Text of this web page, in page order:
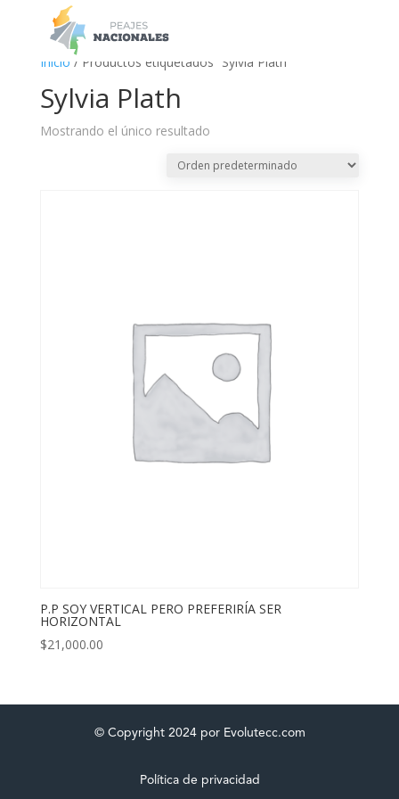
Inicio / Productos etiquetados “Sylvia Plath”
Sylvia Plath
Mostrando el único resultado
P.P SOY VERTICAL PERO PREFERIRÍA SER
HORIZONTAL
$21,000.00
© Copyright 2024 por Evolutecc.com
Política de privacidad